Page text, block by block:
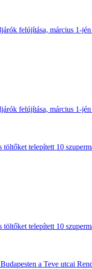
felújítása, március 1-
felújítása, március 1-
telepített 10
telepített 10
a Teve utcai